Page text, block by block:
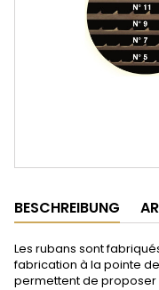
BESCHREIBUNG
Les rubans sont
fabrication à la pointe
permettent de proposer